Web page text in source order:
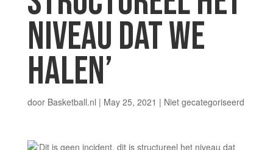
NIVEAU DAT WE
HALEN’
door Basketball.nl | May 25, 2021 | Niet gecategoriseerd